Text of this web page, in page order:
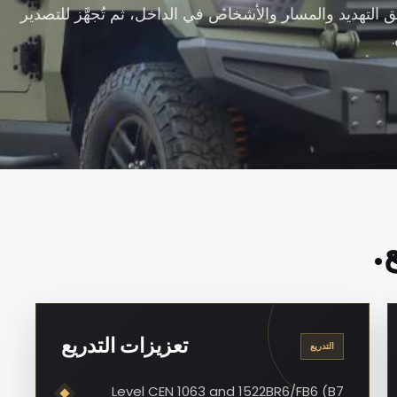
والمسار والأشخاص في الداخل، ثم تُجهَّز للتصدير
التدريع تعزيزات التدريع
Level CEN 1063 and 1522BR6/FB6 (B7